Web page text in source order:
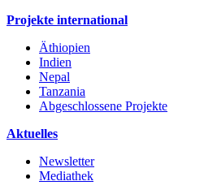
Projekte international
Äthiopien
Indien
Nepal
Tanzania
Abgeschlossene Projekte
Aktuelles
Newsletter
Mediathek